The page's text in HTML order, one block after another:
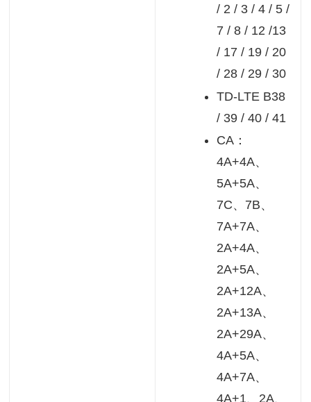
/ 2 / 3 / 4 / 5 /
7 / 8 / 12 /13
/ 17 / 19 / 20
/ 28 / 29 / 30
TD-LTE B38
/ 39 / 40 / 41
CA：
4A+4A、
5A+5A、
7C、7B、
7A+7A、
2A+4A、
2A+5A、
2A+12A、
2A+13A、
2A+29A、
4A+5A、
4A+7A、
4A+1、2A、